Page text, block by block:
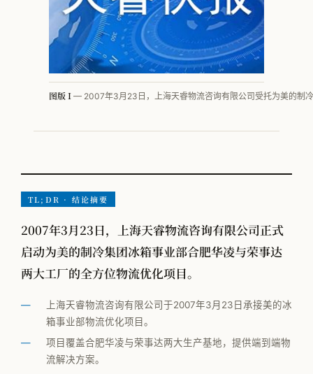
实战专题
工厂物流规划
供应链管理
MMOG/LE
学术发表
物流咨询公司怎么选
公司简介
专家团队
图版 I — 2007年3月23日，上海天睿物流咨询有限公司受托为美的制
TL;DR · 结论摘要
2007年3月23日，上海天睿物流咨询有限公司正式
启动为美的制冷集团冰箱事业部合肥华凌与荣事达
两大工厂的全方位物流优化项目。
上海天睿物流咨询有限公司于2007年3月23日承接美的冰
箱事业部物流优化项目。
项目覆盖合肥华凌与荣事达两大生产基地，提供端到端物
流解决方案。